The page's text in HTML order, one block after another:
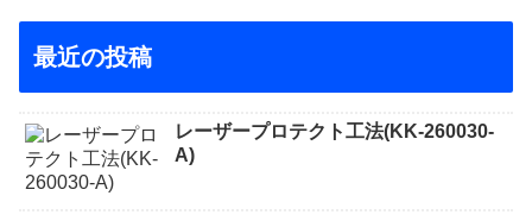
最近の投稿
レーザープロテクト⼯法(KK-260030-
A)